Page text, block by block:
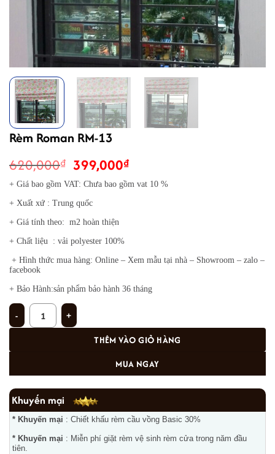
Rèm Roman RM-13
620,000₫ Giá
gốc
là:
620,000₫.
399,000₫Giá
hiện
+ Giá bao gồm VAT: Chưa bao gồm vat 10 %
+ Xuất xứ : Trung quốc
+ Giá tính theo: m2 hoàn thiện
+ Chất liệu : vải polyester 100%
+ Hình thức mua hàng: Online – Xem mẫu tại nhà – Showroom – zalo –
facebook
+ Bảo Hành:sản phẩm bảo hành 36 tháng
Rèm Roman RM-13 số lượng
THÊM VÀO GIỎ HÀNG
MUA NGAY
Khuyến mại
* Khuyến mại : Chiết khấu rèm cầu vồng Basic 30%
* Khuyến mại : Miễn phí giặt rèm vệ sinh rèm cửa trong năm đầu
tiên.